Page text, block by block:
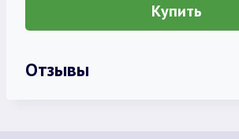
Купить
Отзывы